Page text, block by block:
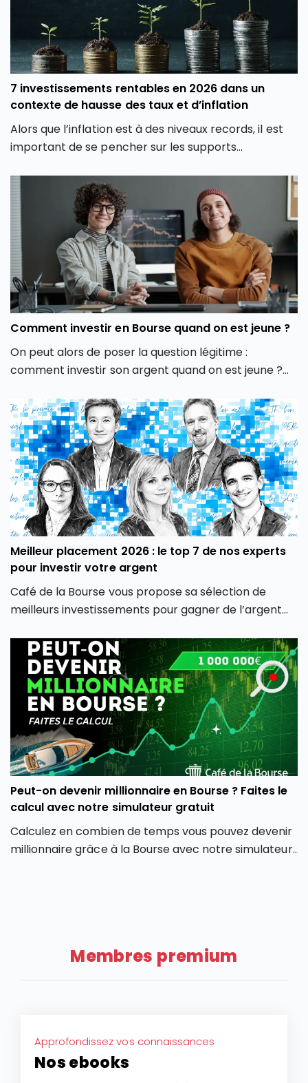
7 investissements rentables en 2026 dans un
contexte de hausse des taux et d’inflation
Alors que l’inflation est à des niveaux records, il est
important de se pencher sur les supports
Découvrez dans cet article 7 investissements
rentables en 2026, leur fonctionnement, leurs atouts
et leurs limites ainsi que leurs perspectives.
Comment investir en Bourse quand on est jeune ?
On peut alors de poser la question légitime :
comment investir son argent quand on est jeune ?
Découvrez nos 5 conseils qui vous permettront
d’investir en Bourse quand on est jeune, même
quand on a un budget restreint, en 2026.
Meilleur placement 2026 : le top 7 de nos experts
pour investir votre argent
Café de la Bourse vous propose sa sélection de
meilleurs investissements pour gagner de l’argent
les meilleurs placements selon votre profil de risque,
vos objectifs d’investissement et votre horizon de
placement.
Peut-on devenir millionnaire en Bourse ? Faites le
calcul avec notre simulateur gratuit
Calculez en combien de temps vous pouvez devenir
millionnaire grâce à la Bourse avec notre simulateur
Membres premium
Approfondissez vos connaissances
Nos ebooks